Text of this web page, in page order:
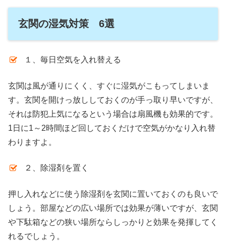
玄関の湿気対策 6選
１、毎日空気を入れ替える
玄関は風が通りにくく、すぐに湿気がこもってしまいま
す。玄関を開けっ放ししておくのが手っ取り早いですが、
それは防犯上気になるという場合は扇風機も効果的です。
1日に1～2時間ほど回しておくだけで空気がかなり入れ替
わりますよ。
２、除湿剤を置く
押し入れなどに使う除湿剤を玄関に置いておくのも良いで
しょう。部屋などの広い場所では効果が薄いですが、玄関
や下駄箱などの狭い場所ならしっかりと効果を発揮してく
れるでしょう。